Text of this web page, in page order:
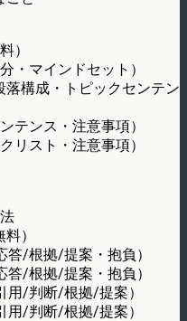
）
・マインドセット）
落構成・トピックセンテン
テンス・注意事項）
リスト・注意事項）
）
答/根拠/提案・抱負）
答/根拠/提案・抱負）
用/判断/根拠/提案）
用/判断/根拠/提案）